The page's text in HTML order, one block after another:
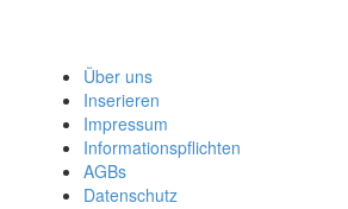
Über uns
Inserieren
Impressum
Informationspflichten
AGBs
Datenschutz